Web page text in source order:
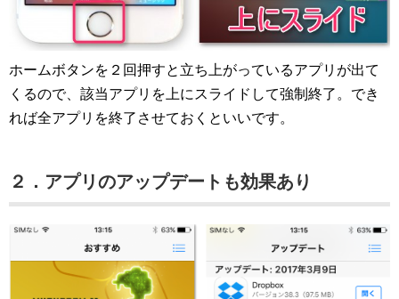
ホームボタンを２回押すと立ち上がっているアプリが出て
くるので、該当アプリを上にスライドして強制終了。でき
れば全アプリを終了させておくといいです。
２．アプリのアップデートも効果あり